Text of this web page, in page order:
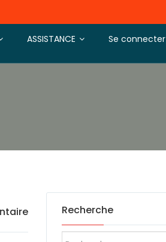
Se connecter
ASSISTANCE
Recherche